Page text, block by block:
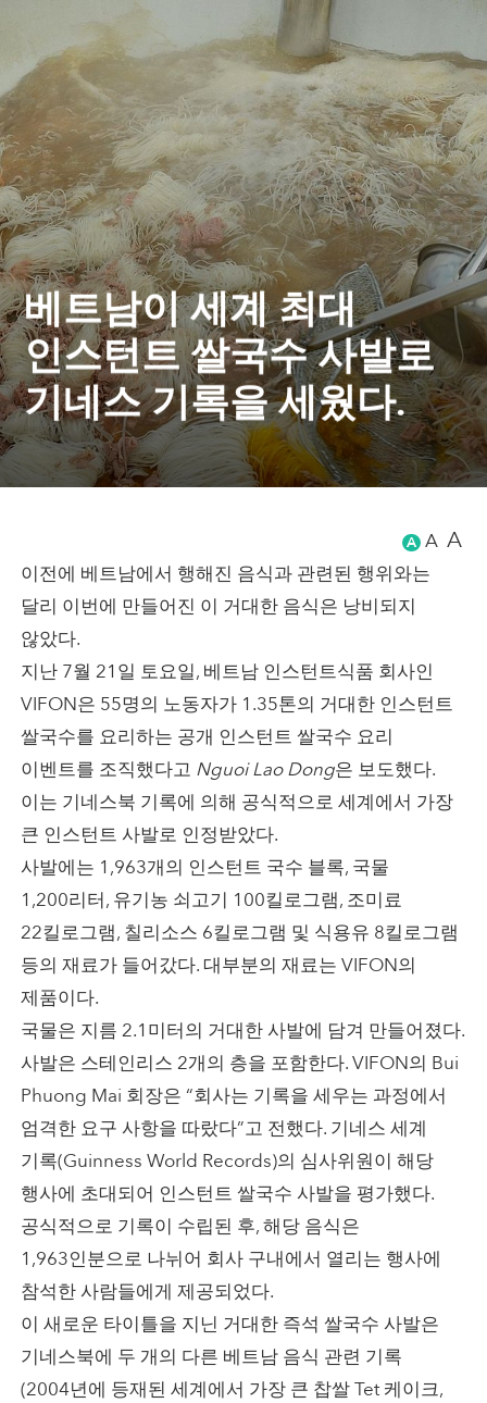
베트남이 세계 최대
인스턴트 쌀국수 사발로
기네스 기록을 세웠다.
Saigoneer
A A A
이전에 베트남에서 행해진 음식과 관련된 행위와는
달리 이번에 만들어진 이 거대한 음식은 낭비되지
않았다.
지난 7월 21일 토요일, 베트남 인스턴트식품 회사인
VIFON은 55명의 노동자가 1.35톤의 거대한 인스턴트
쌀국수를 요리하는 공개 인스턴트 쌀국수 요리
이벤트를 조직했다고 Nguoi Lao Dong은 보도했다.
이는 기네스북 기록에 의해 공식적으로 세계에서 가장
큰 인스턴트 사발로 인정받았다.
사발에는 1,963개의 인스턴트 국수 블록, 국물
1,200리터, 유기농 쇠고기 100킬로그램, 조미료
22킬로그램, 칠리소스 6킬로그램 및 식용유 8킬로그램
등의 재료가 들어갔다. 대부분의 재료는 VIFON의
제품이다.
국물은 지름 2.1미터의 거대한 사발에 담겨 만들어졌다.
사발은 스테인리스 2개의 층을 포함한다. VIFON의 Bui
Phuong Mai 회장은 “회사는 기록을 세우는 과정에서
엄격한 요구 사항을 따랐다”고 전했다. 기네스 세계
기록(Guinness World Records)의 심사위원이 해당
행사에 초대되어 인스턴트 쌀국수 사발을 평가했다.
공식적으로 기록이 수립된 후, 해당 음식은
1,963인분으로 나뉘어 회사 구내에서 열리는 행사에
참석한 사람들에게 제공되었다.
이 새로운 타이틀을 지닌 거대한 즉석 쌀국수 사발은
기네스북에 두 개의 다른 베트남 음식 관련 기록
(2004년에 등재된 세계에서 가장 큰 찹쌀 Tet 케이크,